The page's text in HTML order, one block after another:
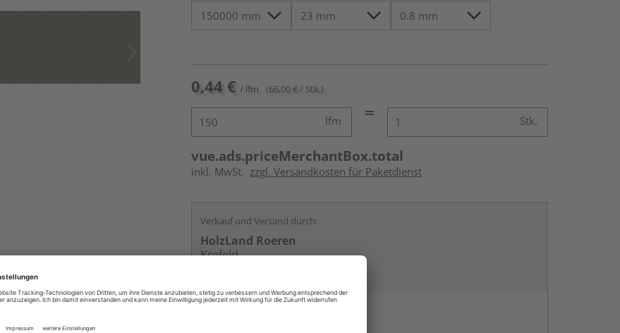
0,44 € / lfm (66,00 € / Stk.)
lfm Stk.
vue.ads.priceMerchantBox.total
inkl. MwSt. zzgl. Versandkosten für Paketdienst
Verkauf und Versand durch:
HolzLand Roeren
Krefeld